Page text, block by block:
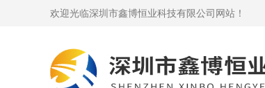
欢迎光临深圳市鑫博恒业科技有限公司网站！